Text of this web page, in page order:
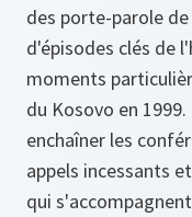
des porte-parole
d'épisodes clés de
moments
du Kosovo en
enchaîner les
appels incessants
qui